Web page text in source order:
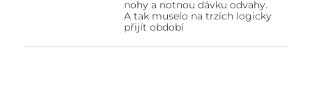
nohy a notnou dávku odvahy.
A tak muselo na trzích logicky
přijít období